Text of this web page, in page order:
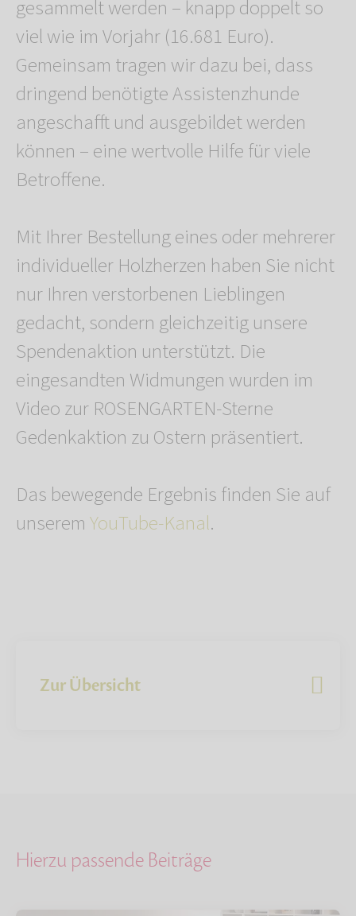
gesammelt werden – knapp doppelt so
viel wie im Vorjahr (16.681 Euro).
Gemeinsam tragen wir dazu bei, dass
dringend benötigte Assistenzhunde
angeschafft und ausgebildet werden
können – eine wertvolle Hilfe für viele
Betroffene.
Mit Ihrer Bestellung eines oder mehrerer
individueller Holzherzen haben Sie nicht
nur Ihren verstorbenen Lieblingen
gedacht, sondern gleichzeitig unsere
Spendenaktion unterstützt. Die
eingesandten Widmungen wurden im
Video zur ROSENGARTEN-Sterne
Gedenkaktion zu Ostern präsentiert.
Das bewegende Ergebnis finden Sie auf
unseremYouTube-Kanal.
Zur Übersicht
Hierzu passende Beiträge